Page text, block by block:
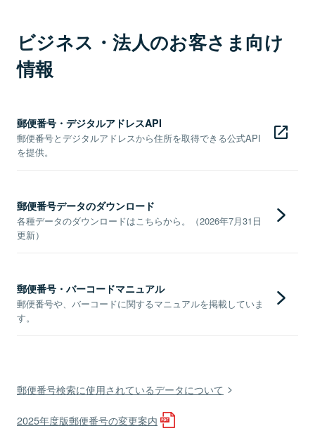
ビジネス・法人のお客さま向け
情報
郵便番号・デジタルアドレスAPI
郵便番号とデジタルアドレスから住所を取得できる公式API
を提供。
郵便番号データのダウンロード
各種データのダウンロードはこちらから。（2026年7月31日
更新）
郵便番号・バーコードマニュアル
郵便番号や、バーコードに関するマニュアルを掲載していま
す。
郵便番号検索に使用されているデータについて
2025年度版郵便番号の変更案内